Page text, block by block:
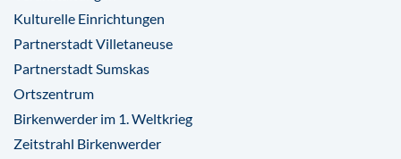
Kulturelle Einrichtungen
Partnerstadt Villetaneuse
Partnerstadt Sumskas
Ortszentrum
Birkenwerder im 1. Weltkrieg
Zeitstrahl Birkenwerder